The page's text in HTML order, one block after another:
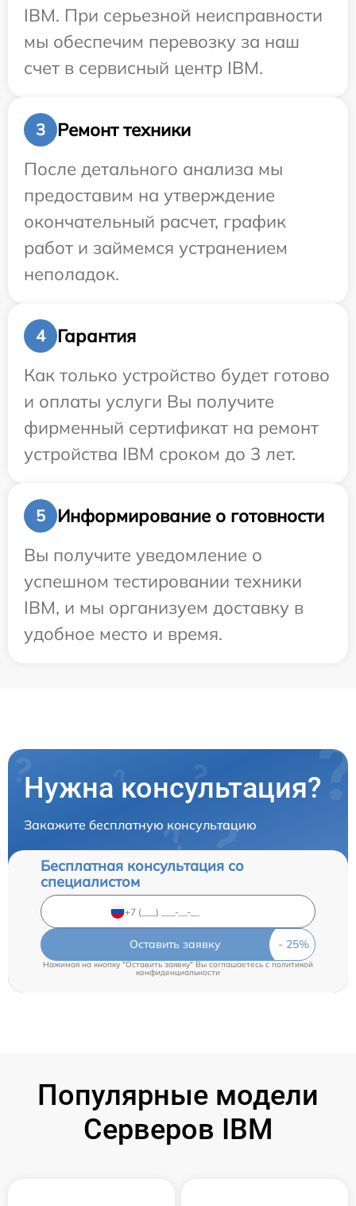
IBM. При серьезной неисправности
мы обеспечим перевозку за наш
счет в сервисный центр IBM.
3
Ремонт техники
После детального анализа мы
предоставим на утверждение
окончательный расчет, график
работ и займемся устранением
неполадок.
4
Гарантия
Как только устройство будет готово
и оплаты услуги Вы получите
фирменный сертификат на ремонт
устройства IBM сроком до 3 лет.
5
Информирование о готовности
Вы получите уведомление о
успешном тестировании техники
IBM, и мы организуем доставку в
удобное место и время.
Нужна консультация?
Закажите бесплатную консультацию
Бесплатная консультация со
специалистом
Оставить заявку
Нажимая на кнопку "Оставить заявку" Вы соглашаетесь c политикой
конфиденциальности
Популярные модели
Серверов IBM